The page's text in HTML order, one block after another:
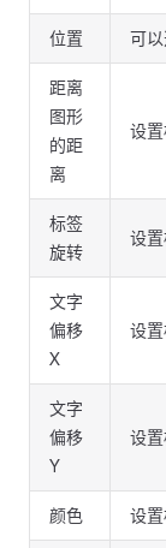
位置 可
距离
图形
的距
离
设
标签
旋转
设
文字
偏移
X
设
文字
偏移
Y
设
颜色 设